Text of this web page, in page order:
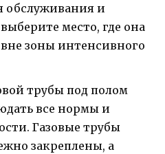
обслуживания и
место, где она
вне зоны интенсивного
трубы под полом
все нормы и
Газовые трубы
закреплены, а